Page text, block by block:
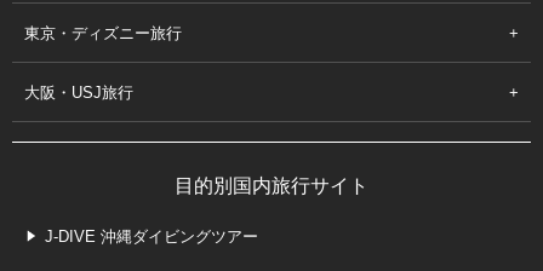
東京・ディズニー旅行
大阪・USJ旅行
目的別国内旅行サイト
J-DIVE 沖縄ダイビングツアー